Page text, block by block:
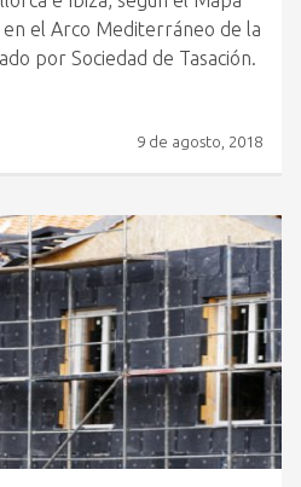
el Arco Mediterráneo de la
por Sociedad de Tasación.
9 de agosto, 2018